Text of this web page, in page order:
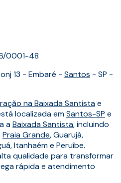
0001-48
13 - Embaré - Santos - SP -
na Baixada Santistae
localizada emSantos-SP e
aBaixada Santista, incluindo
Praia Grande, Guarujá,
Itanhaém e Peruíbe.
qualidade para transformar
rápida e atendimento